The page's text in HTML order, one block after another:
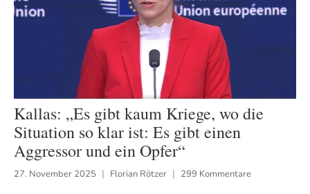
Kallas: „Es gibt kaum Kriege, wo die
Situation so klar ist: Es gibt einen
Aggressor und ein Opfer“
27. November 2025 Florian Rötzer 299 Kommentare